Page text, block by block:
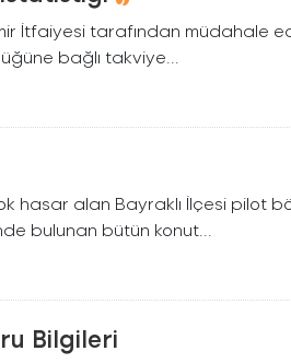
İtfaiyesi tarafından müdahale
bağlı takviye...
hasar alan Bayraklı İlçesi pilot
bulunan bütün konut...
Bilgileri